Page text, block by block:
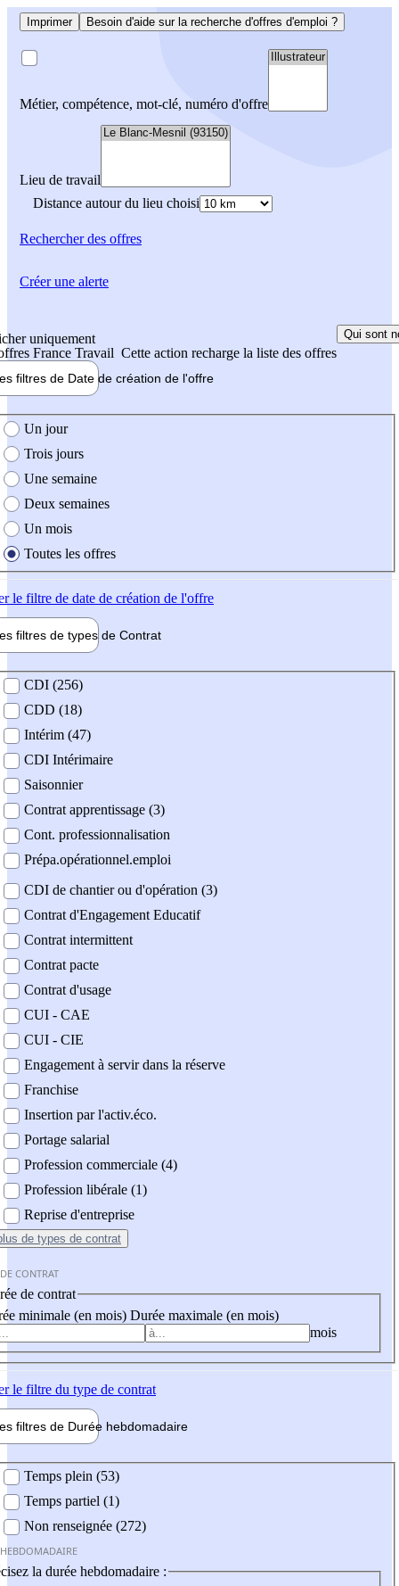
Imprimer Besoin d'aide sur la recherche d'offres d'emploi ?
Métier, compétence, mot-clé, numéro d'offre
Lieu de travail
Distance autour du lieu choisi
Rechercherdes offres
uniquement
France Travail Cette action recharge la liste des offres
Qui sont
filtres de Date de création de l'offre
création de l'offre
Un jour
Trois jours
Une semaine
Deux semaines
Un mois
Toutes les offres
le filtre de date de création de l'offre
filtres de types de Contrat
contrat
CDI (256)
CDD (18)
Intérim (47)
CDI Intérimaire
Saisonnier
Contrat apprentissage (3)
Cont. professionnalisation
Prépa.opérationnel.emploi
CDI de chantier ou d'opération (3)
Contrat d'Engagement Educatif
Contrat intermittent
Contrat pacte
Contrat d'usage
CUI - CAE
CUI - CIE
Engagement à servir dans la réserve
Franchise
Insertion par l'activ.éco.
Portage salarial
Profession commerciale (4)
Profession libérale (1)
Reprise d'entreprise
de types de contrat
CONTRAT
de contrat
minimale (en mois) Durée maximale (en mois)
mois
le filtre du type de contrat
filtres de Durée hebdomadaire
Temps plein (53)
Temps partiel (1)
Non renseignée (272)
la durée hebdomadaire :
Créer une alerte